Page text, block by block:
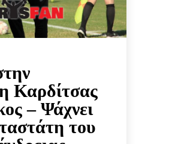
Καρδίτσας
– Ψάχνει
του